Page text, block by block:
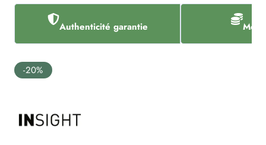
Authenticité garantie
-20%